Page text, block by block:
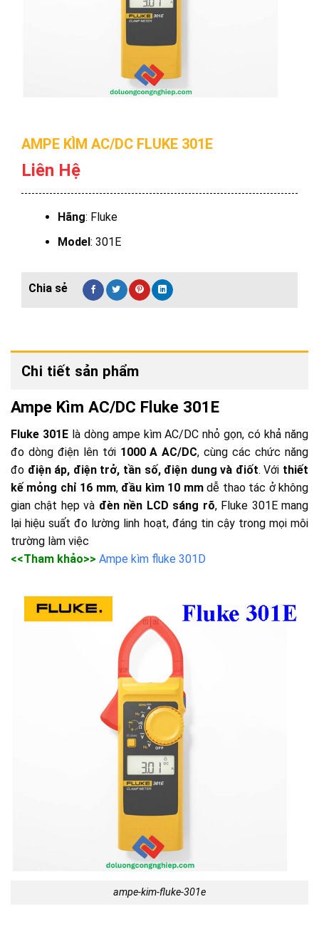
AMPE KÌM AC/DC FLUKE 301E
Liên Hệ
Hãng: Fluke
Model: 301E
Chi tiết sản phẩm
Ampe Kìm AC/DC Fluke 301E
Fluke 301Elà dòng ampe kìm AC/DC nhỏ gọn, có khả năng
đo dòng điện lên tới 1000 A AC/DC, cùng các chức năng
đo điện áp, điện trở, tần số, điện dung và điốt. Với thiết
kế mỏng chỉ 16 mm, đầu kìm 10 mmdễ thao tác ở không
gian chật hẹp và đèn nền LCD sáng rõ, Fluke 301E mang
lại hiệu suất đo lường linh hoạt, đáng tin cậy trong mọi môi
trường làm việc
<<Tham khảo>> Ampe kìm fluke 301D
ampe-kim-fluke-301e